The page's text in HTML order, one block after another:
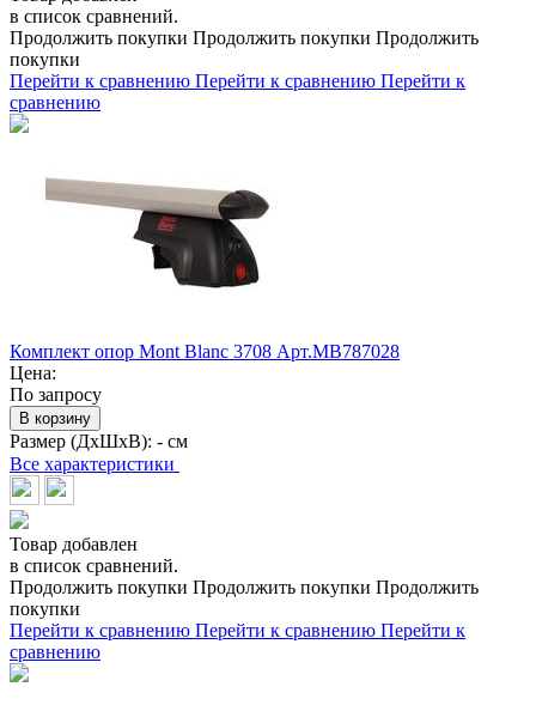
в список сравнений.
Продолжить покупки Продолжить покупки Продолжить
покупки
Перейти к сравнению Перейти к сравнению Перейти к
сравнению
Комплект опор Mont Blanc 3708 Арт.MB787028
Цена:
По запросу
В корзину
Размер (ДхШхВ): - см
Все характеристики
Товар добавлен
в список сравнений.
Продолжить покупки Продолжить покупки Продолжить
покупки
Перейти к сравнению Перейти к сравнению Перейти к
сравнению